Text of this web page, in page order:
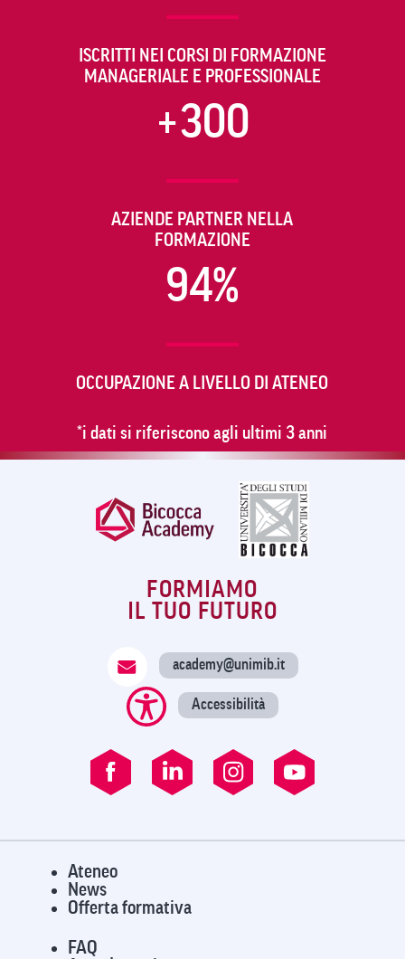
ISCRITTI NEI CORSI DI FORMAZIONE
MANAGERIALE E PROFESSIONALE
+300
AZIENDE PARTNER NELLA
FORMAZIONE
94%
OCCUPAZIONE A LIVELLO DI ATENEO
*i dati si riferiscono agli ultimi 3 anni
FORMIAMO
IL TUO FUTURO
academy@unimib.it
Accessibilità
Ateneo
News
Offerta formativa
FAQ